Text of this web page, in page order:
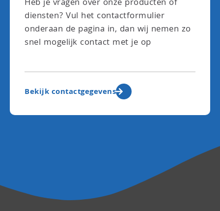
Heb je vragen over onze producten of
diensten? Vul het contactformulier
onderaan de pagina in, dan wij nemen zo
snel mogelijk contact met je op
Bekijk contactgegevens